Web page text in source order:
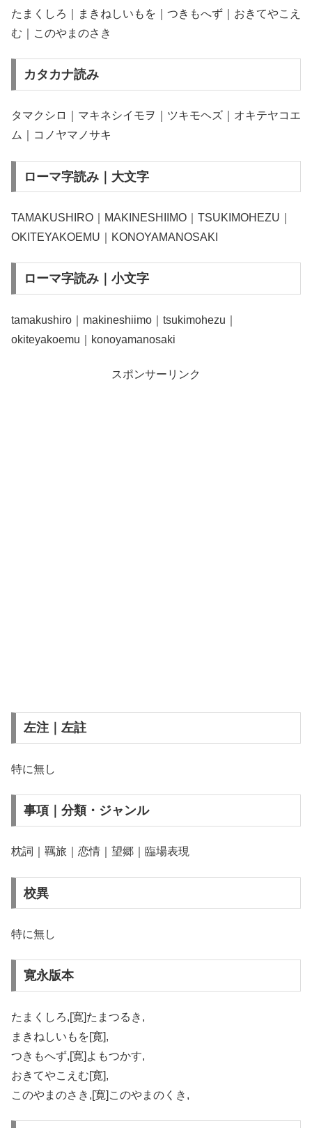
たまくしろ｜まきねしいもを｜つきもへず｜おきてやこえ
む｜このやまのさき
カタカナ読み
タマクシロ｜マキネシイモヲ｜ツキモヘズ｜オキテヤコエ
ム｜コノヤマノサキ
ローマ字読み｜大文字
TAMAKUSHIRO｜MAKINESHIIMO｜TSUKIMOHEZU｜
OKITEYAKOEMU｜KONOYAMANOSAKI
ローマ字読み｜小文字
tamakushiro｜makineshiimo｜tsukimohezu｜
okiteyakoemu｜konoyamanosaki
スポンサーリンク
左注｜左註
特に無し
事項｜分類・ジャンル
枕詞｜羈旅｜恋情｜望郷｜臨場表現
校異
特に無し
寛永版本
たまくしろ,[寛]たまつるき,
まきねしいもを[寛],
つきもへず,[寛]よもつかす,
おきてやこえむ[寛],
このやまのさき,[寛]このやまのくき,